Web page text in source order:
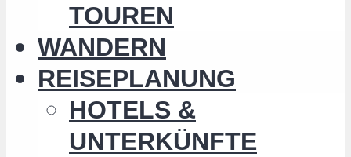
TOUREN
WANDERN
REISEPLANUNG
HOTELS &
UNTERKÜNFTE